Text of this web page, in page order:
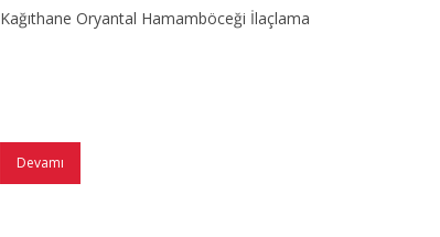
Kağıthane Oryantal Hamamböceği İlaçlama
Devamı